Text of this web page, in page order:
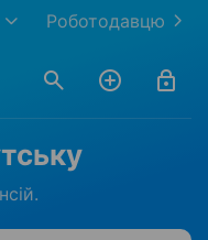
Роботодавцю